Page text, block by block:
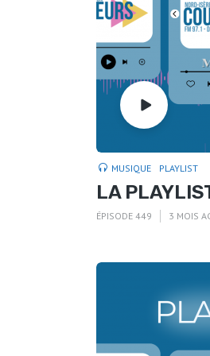
MUSIQUE PLAYLIST
LA
ÉPISODE 449 3 MOIS